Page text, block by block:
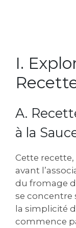
I.
A.
à la
Cette
avant
du fromage
se concentre
la simplicité
commence